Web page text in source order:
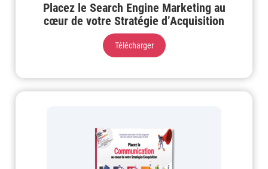
Placez le Search Engine Marketing au
cœur de votre Stratégie d’Acquisition
Télécharger